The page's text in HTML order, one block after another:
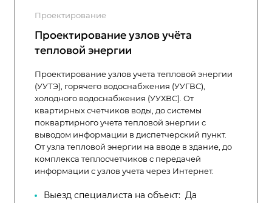
Проектирование
Проектирование узлов учёта
тепловой энергии
Проектирование узлов учета тепловой энергии
(УУТЭ), горячего водоснабжения (УУГВС),
холодного водоснабжения (УУХВС). От
квартирных счетчиков воды, до системы
поквартирного учета тепловой энергии с
выводом информации в диспетчерский пункт.
От узла тепловой энергии на вводе в здание, до
комплекса теплосчетчиков с передачей
информации с узлов учета через Интернет.
Выезд специалиста на объект: Да